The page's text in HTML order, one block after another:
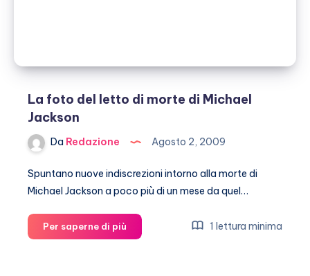
La foto del letto di morte di Michael
Jackson
Da Redazione Agosto 2, 2009
Spuntano nuove indiscrezioni intorno alla morte di
Michael Jackson a poco più di un mese da quel…
Per saperne di più
foto
1 lettura minima